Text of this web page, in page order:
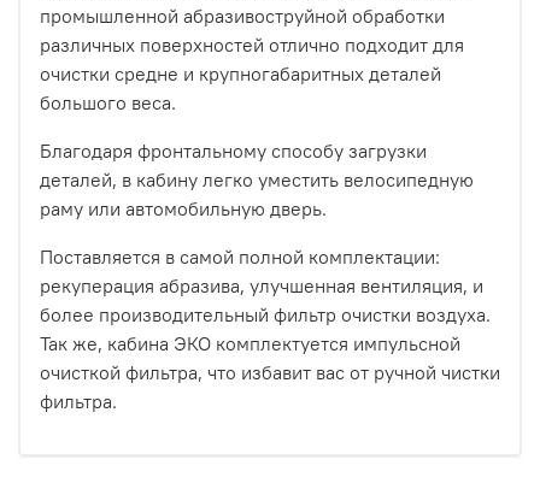
промышленной абразивоструйной обработки
различных поверхностей отлично подходит для
очистки средне и крупногабаритных деталей
большого веса.
Благодаря фронтальному способу загрузки
деталей, в кабину легко уместить велосипедную
раму или автомобильную дверь.
Поставляется в самой полной комплектации:
рекуперация абразива, улучшенная вентиляция, и
более производительный фильтр очистки воздуха.
Так же, кабина ЭКО комплектуется импульсной
очисткой фильтра, что избавит вас от ручной чистки
фильтра.